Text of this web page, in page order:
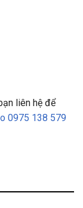
liên hệ để
0975 138 579